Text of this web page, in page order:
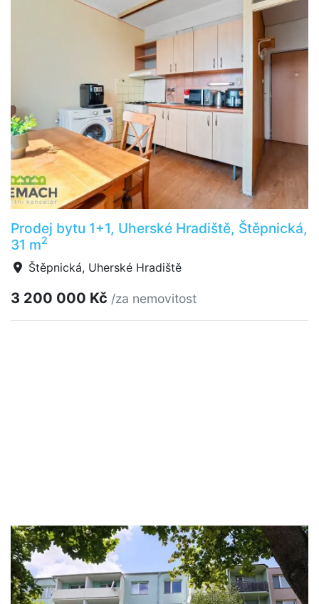
Prodej bytu 1+1, Uherské Hradiště, Štěpnická,
31 m2
Štěpnická, Uherské Hradiště
3 200 000 Kč /za nemovitost